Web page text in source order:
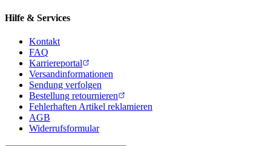
Hilfe & Services
Kontakt
FAQ
Karriereportal
Versandinformationen
Sendung verfolgen
Bestellung retournieren
Fehlerhaften Artikel reklamieren
AGB
Widerrufsformular